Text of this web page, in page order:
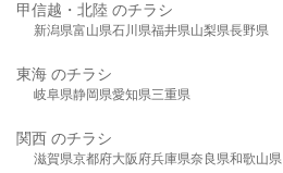
甲信越・北陸 のチラシ
新潟県富山県石川県福井県山梨県長野県
東海 のチラシ
岐阜県静岡県愛知県三重県
関西 のチラシ
滋賀県京都府大阪府兵庫県奈良県和歌山県